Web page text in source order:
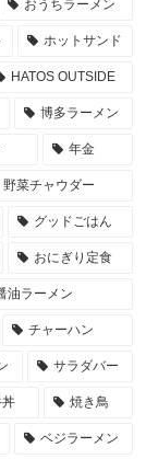
おうちラーメン
ホットサンド
HATOS OUTSIDE
博多ラーメン
年金
野菜チャウダー
グッドごはん
おにぎり定食
油ラーメン
チャーハン
サラダバー
焼き鳥
ベジラーメン